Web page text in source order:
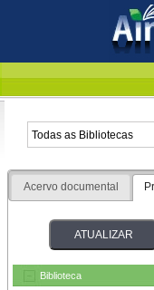
Acervo documental
Biblioteca